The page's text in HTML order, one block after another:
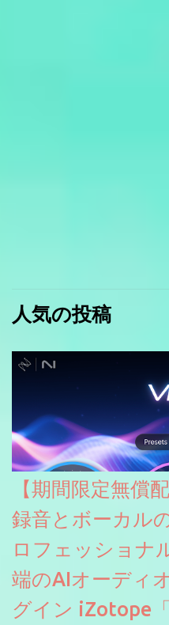
人気の投稿
【期間限定無償
録音とボーカル
ロフェッショナ
端のAIオーディ
グイン iZotope